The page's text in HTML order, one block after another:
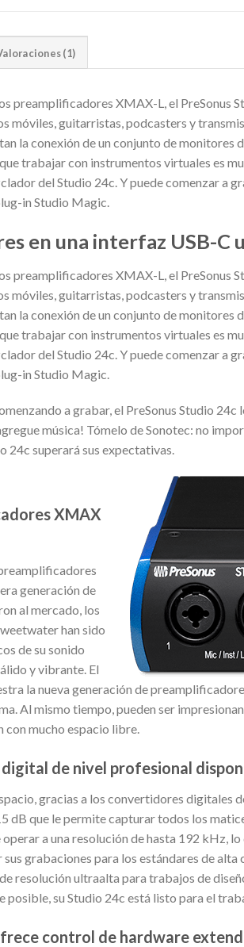
(1)
preamplificadores XMAX-L, el PreSonus
móviles, guitarristas, podcasters y
la conexión de un conjunto de
trabajar con instrumentos virtuales es
del Studio 24c. Y puede comenzar a
in Studio Magic.
en una interfaz USB-
preamplificadores XMAX-L, el PreSonus
móviles, guitarristas, podcasters y
la conexión de un conjunto de
trabajar con instrumentos virtuales es
del Studio 24c. Y puede comenzar a
in Studio Magic.
a grabar, el PreSonus Studio
música! Tómelo de Sonotec: no
24c superará sus expectativas.
XMAX
generación de
al mercado, los
han sido
de su sonido
y vibrante. El
la nueva generación de
Al mismo tiempo, pueden ser
con mucho espacio libre.
digital de nivel profesional
gracias a los convertidores digitales
dB que le permite capturar todos los
operar a una resolución de hasta 192 kHz,
grabaciones para los estándares de alta
resolución ultraalta para trabajos de
posible, su Studio 24c está listo para el
control de hardware